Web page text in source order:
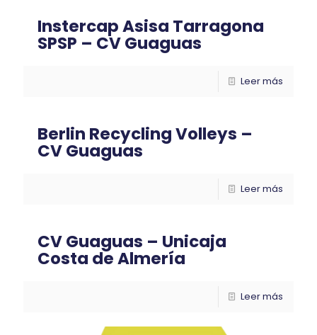
Instercap Asisa Tarragona
SPSP – CV Guaguas
Leer más
Berlin Recycling Volleys –
CV Guaguas
Leer más
CV Guaguas – Unicaja
Costa de Almería
Leer más